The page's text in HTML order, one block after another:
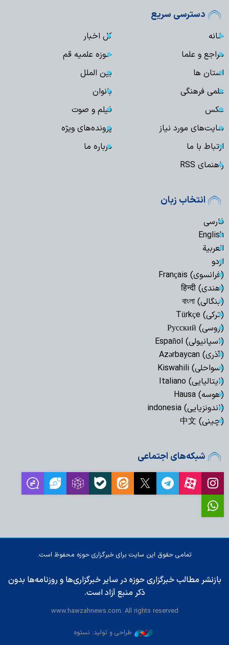
دسترسی سریع
خانه
کل اخبار
مراجع و علما
حوزه علمیه قم
استان ها
بین الملل
علمی فرهنگی
بانوان
عکس
فیلم و صوت
سایت‌های مورد نیاز
پرونده‌های ویژه
ارتباط با ما
درباره ما
راهنمای RSS
انتخاب زبان
فارسی
English
العربیة
اردو
(فرانسوی) Français
(هندی) हिन्दी
(بنگالی) বাংলা
(ترکی) Türkçe
(روسی) Русский
(اسپانیولی) Español
(آذری) Azərbaycan
(سواحلی) Kiswahili
(ایتالیایی) Italiano
(هوسه) Hausa
(اندونزیایی) indonesia
(چینی) 中文
شبکه‌های اجتماعی
تمامی حقوق این سایت برای خبرگزاری حوزه محفوظ است.
بازنشر مطالب خبرگزاری حوزه در سایر خبرگزاری‌ها و روزنامه‌ها بدون
ذکر منبع آزاد است.
www.hawzahnews.com. All rights reserved
طراحی و تولید: نستوه